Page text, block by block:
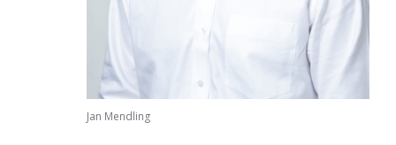
Jan Mendling